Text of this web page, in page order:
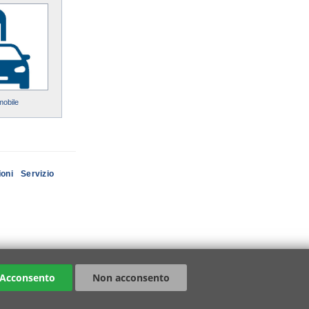
Servizio